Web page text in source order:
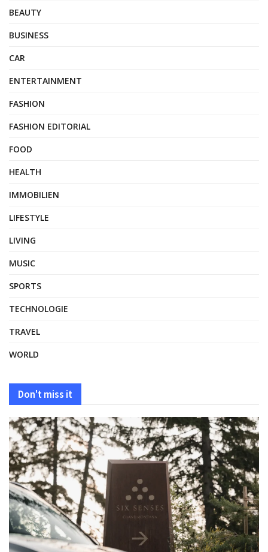
BEAUTY
BUSINESS
CAR
ENTERTAINMENT
FASHION
FASHION EDITORIAL
FOOD
HEALTH
IMMOBILIEN
LIFESTYLE
LIVING
MUSIC
SPORTS
TECHNOLOGIE
TRAVEL
WORLD
Don't miss it